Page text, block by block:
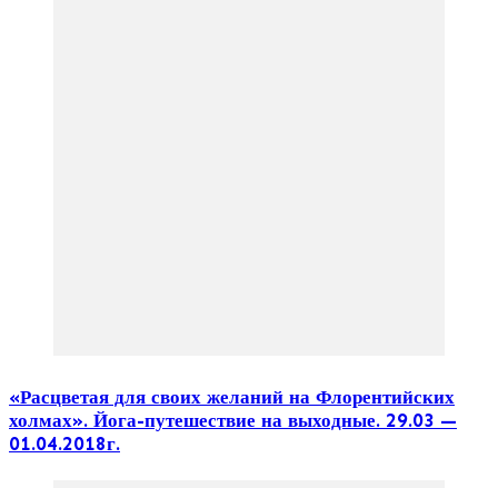
«Расцветая для своих желаний на Флорентийских
холмах». Йога-путешествие на выходные. 29.03 —
01.04.2018г.